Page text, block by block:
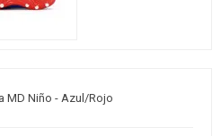
MD Niño - Azul/Rojo